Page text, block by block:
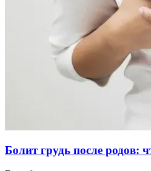
Болит грудь после родов: